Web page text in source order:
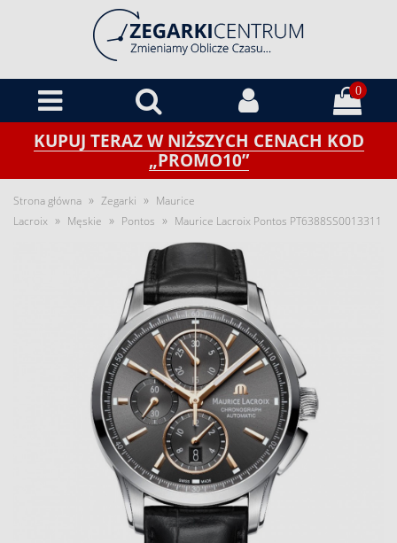
0
KUPUJ TERAZ W NIŻSZYCH CENACH KOD
„PROMO10”
Strona główna » Zegarki » Maurice
Lacroix » Męskie » Pontos » Maurice Lacroix Pontos PT6388SS0013311